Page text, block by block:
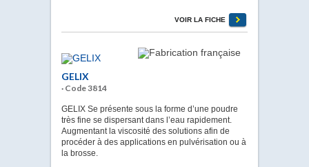
VOIR LA FICHE
GELIX
· Code 3814
GELIX Se présente sous la forme d’une poudre
très fine se dispersant dans l’eau rapidement.
Augmentant la viscosité des solutions afin de
procéder à des applications en pulvérisation ou à
la brosse.